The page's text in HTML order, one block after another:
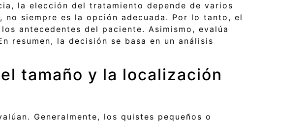
la elección del tratamiento depende de varios
siempre es la opción adecuada. Por lo tanto, el
antecedentes del paciente. Asimismo, evalúa
resumen, la decisión se basa en un análisis
tamaño y la localización
Generalmente, los quistes pequeños o